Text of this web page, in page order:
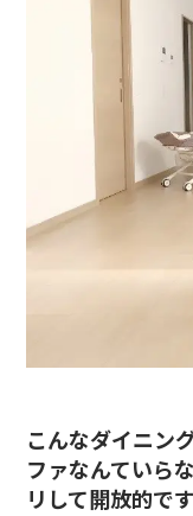
こんなダイニン
ファなんていら
リして開放的です